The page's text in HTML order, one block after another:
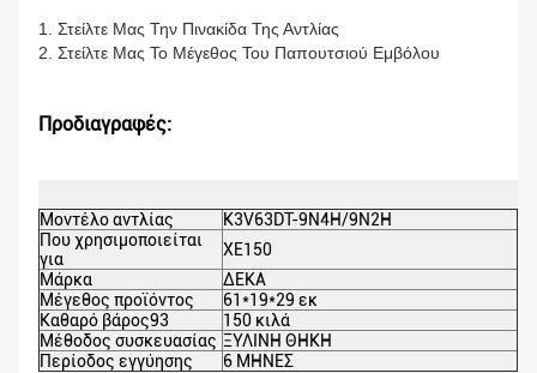
1. Στείλτε Μας Την Πινακίδα Της Αντλίας
2. Στείλτε Μας Το Μέγεθος Του Παπουτσιού Εμβόλου
Προδιαγραφές:
Μοντέλο αντλίας
K3V63DT-9N4H/9N2H
Που χρησιμοποιείται
για
XE150
Μάρκα
ΔΕΚΑ
Μέγεθος προϊόντος
61*19*29 εκ
Καθαρό βάρος93
150 κιλά
Μέθοδος συσκευασίας ΞΥΛΙΝΗ ΘΗΚΗ
Περίοδος εγγύησης
6 ΜΗΝΕΣ